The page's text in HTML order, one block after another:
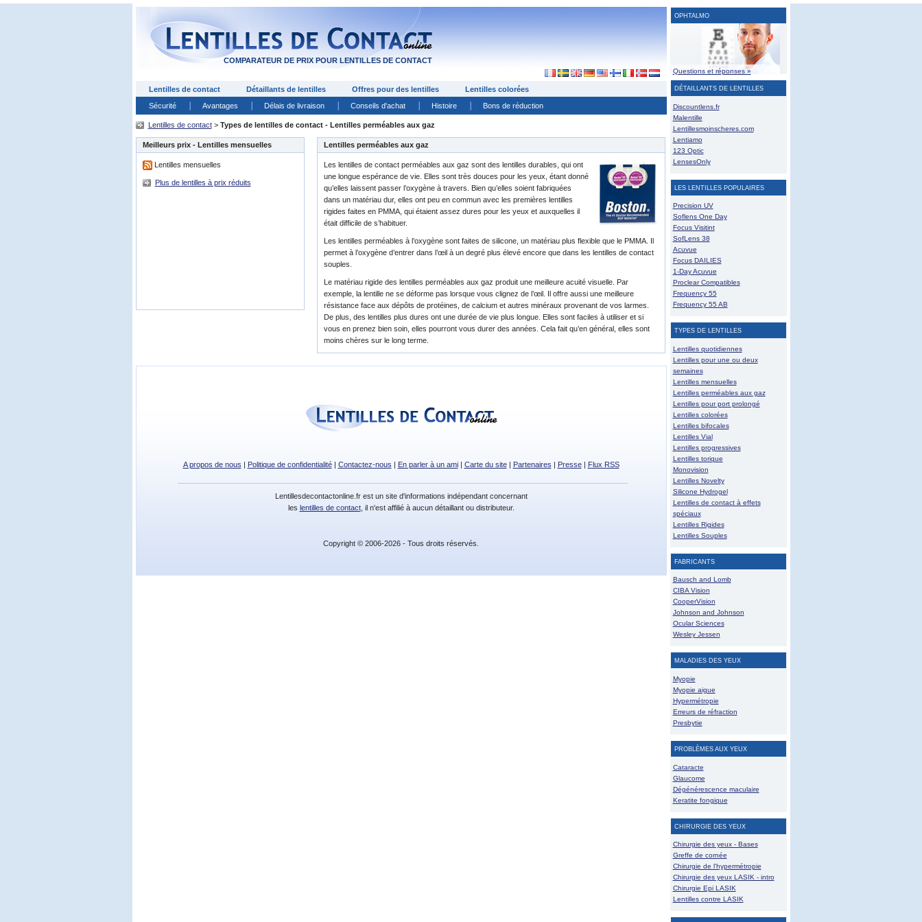
COMPARATEUR DE PRIX POUR LENTILLES DE CONTACT
Lentilles de contact Détaillants de lentilles Offres pour des lentilles
Lentilles colorées
Sécurité
Avantages Délais de livraison Conseils d'achat Histoire Bons de réduction
Lentilles de contact> Types de lentilles de contact - Lentilles perméables aux gaz
Meilleurs prix - Lentilles mensuelles
Lentilles mensuelles
Plus de lentilles à prix réduits
Lentilles perméables aux gaz
Les lentilles de contact perméables aux gaz sont des lentilles durables, qui ont
une longue espérance de vie. Elles sont très douces pour les yeux, étant donné
qu’elles laissent passer l’oxygène à travers. Bien qu’elles soient fabriquées
dans un matériau dur, elles ont peu en commun avec les premières lentilles
rigides faites en PMMA, qui étaient assez dures pour les yeux et auxquelles il
était difficile de s’habituer.
Les lentilles perméables à l’oxygène sont faites de silicone, un matériau plus flexible que le PMMA. Il
permet à l’oxygène d’entrer dans l’œil à un degré plus élevé encore que dans les lentilles de contact
souples.
Le matériau rigide des lentilles perméables aux gaz produit une meilleure acuité visuelle. Par
exemple, la lentille ne se déforme pas lorsque vous clignez de l’œil. Il offre aussi une meilleure
résistance face aux dépôts de protéines, de calcium et autres minéraux provenant de vos larmes.
De plus, des lentilles plus dures ont une durée de vie plus longue. Elles sont faciles à utiliser et si
vous en prenez bien soin, elles pourront vous durer des années. Cela fait qu’en général, elles sont
moins chères sur le long terme.
OPHTALMO
Questions et réponses »
DÉTAILLANTS DE LENTILLES
Discountlens.fr
Malentille
Lentillesmoinscheres.com
Lentiamo
123 Optic
LensesOnly
LES LENTILLES POPULAIRES
Precision UV
Soflens One Day
Focus Visitint
SofLens 38
Acuvue
Focus DAILIES
1-Day Acuvue
Proclear Compatibles
Frequency 55
Frequency 55 AB
TYPES DE LENTILLES
Lentilles quotidiennes
Lentilles pour une ou deux
semaines
Lentilles mensuelles
Lentilles perméables aux gaz
Lentilles pour port prolongé
Lentilles colorées
Lentilles bifocales
Lentilles Vial
Lentilles progressives
Lentilles torique
Monovision
Lentilles Novelty
Silicone Hydrogel
Lentilles de contact à effets
spéciaux
Lentilles Rigides
Lentilles Souples
FABRICANTS
Bausch and Lomb
CIBA Vision
CooperVision
Johnson and Johnson
Ocular Sciences
Wesley Jessen
MALADIES DES YEUX
Myopie
Myopie aigue
Hypermétropie
Erreurs de réfraction
Presbytie
PROBLÈMES AUX YEUX
Cataracte
Glaucome
Dégénérescence maculaire
Keratite fongique
CHIRURGIE DES YEUX
Chirurgie des yeux - Bases
Greffe de cornée
Chirurgie de l'hypermétropie
Chirurgie des yeux LASIK - intro
Chirurgie Epi LASIK
Lentilles contre LASIK
A propos de nous Politique de confidentialité| Contactez-nous En parler à un ami| Carte du site| Partenaires Presse| Flux RSS
Lentillesdecontactonline.fr est un site d'informations indépendant concernant
les lentilles de contact, il n'est affilié à aucun détaillant ou distributeur.
Copyright © 2006-2026 - Tous droits réservés.